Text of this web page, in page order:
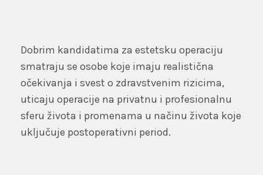
Dobrim kandidatima za estetsku operaciju
smatraju se osobe koje imaju realistična
očekivanja i svest o zdravstvenim rizicima,
uticaju operacije na privatnu i profesionalnu
sferu života i promenama u načinu života koje
uključuje postoperativni period.